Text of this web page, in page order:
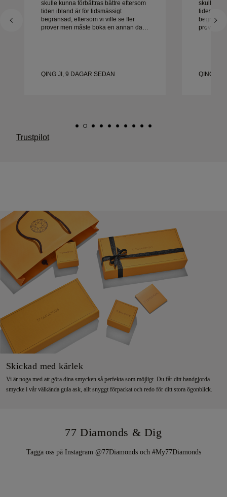
skulle kunna förbättras bättre eftersom
tiden ibland är för tidsmässigt
begränsad, eftersom vi ville se fler
prover men måste boka en annan dag.
QING JI, 9 DAGAR SEDAN
skulle
tiden
prover
QING JI,
Trustpilot
Skickad med kärlek
Vi är noga med att göra dina smycken så perfekta som möjligt. Du får ditt handgjorda
smycke i vår välkända gula ask, allt snyggt förpackat och redo för ditt stora ögonblick.
77 Diamonds & Dig
Tagga oss på Instagram @77Diamonds och #My77Diamonds